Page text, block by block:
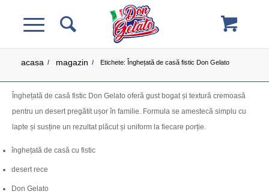
acasa / magazin / Etichete: Înghețată de casă fistic Don Gelato
Înghețată de casă fistic Don Gelato oferă gust bogat și textură cremoasă
pentru un desert pregătit ușor în familie. Formula se amestecă simplu cu
lapte și susține un rezultat plăcut și uniform la fiecare porție.
înghețată de casă cu fistic
desert rece
Don Gelato